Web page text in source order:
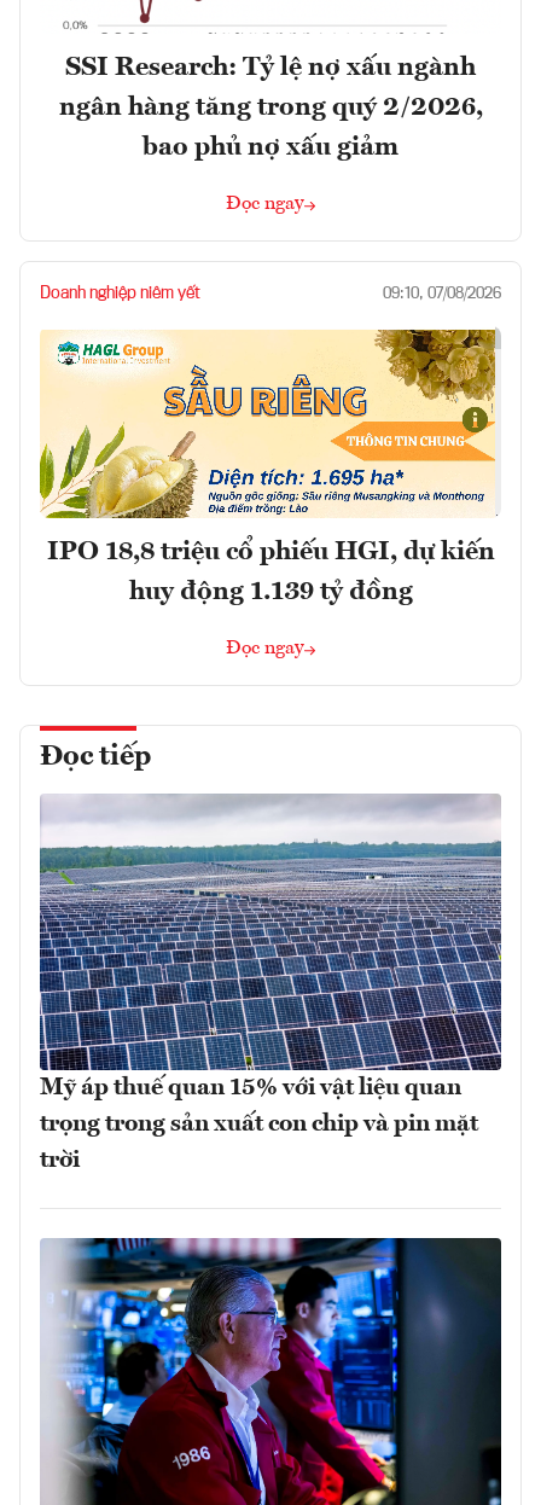
SSI Research: Tỷ lệ nợ xấu ngành
ngân hàng tăng trong quý 2/2026,
bao phủ nợ xấu giảm
Đọc ngay
Doanh nghiệp niêm yết 09:10, 07/08/2026
IPO 18,8 triệu cổ phiếu HGI, dự kiến
huy động 1.139 tỷ đồng
Đọc ngay
Đọc tiếp
Mỹ áp thuế quan 15% với vật liệu quan
trọng trong sản xuất con chip và pin mặt
trời